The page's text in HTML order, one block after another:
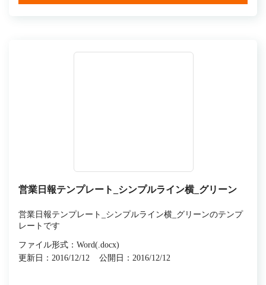
営業日報テンプレート_シンプルライン横_グリーン
営業日報テンプレート_シンプルライン横_グリーンのテンプ
レートです
ファイル形式：Word(.docx)
更新日：2016/12/12
公開日：2016/12/12